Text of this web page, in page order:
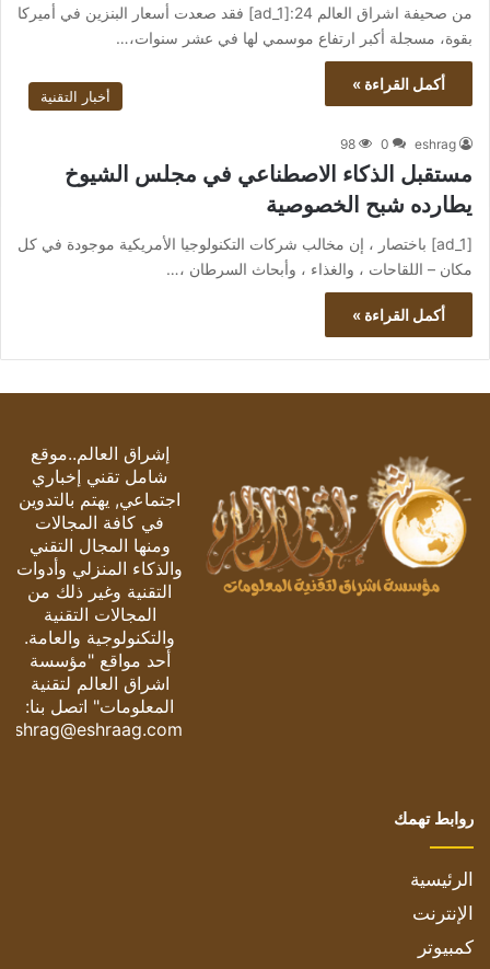
من صحيفة اشراق العالم 24:[ad_1] فقد صعدت أسعار البنزين في أميركا
بقوة، مسجلة أكبر ارتفاع موسمي لها في عشر سنوات،…
أكمل القراءة »
أخبار التقنية
eshrag
0
98
مستقبل الذكاء الاصطناعي في مجلس الشيوخ
يطارده شبح الخصوصية
[ad_1] باختصار ، إن مخالب شركات التكنولوجيا الأمريكية موجودة في كل
مكان – اللقاحات ، والغذاء ، وأبحاث السرطان ،…
أكمل القراءة »
إشراق العالم..موقع
شامل تقني إخباري
اجتماعي, يهتم بالتدوين
في كافة المجالات
ومنها المجال التقني
والذكاء المنزلي وأدوات
التقنية وغير ذلك من
المجالات التقنية
والتكنولوجية والعامة.
أحد مواقع "مؤسسة
اشراق العالم لتقنية
المعلومات" اتصل بنا:
eshrag@eshraag.com
روابط تهمك
الرئيسية
الإنترنت
كمبيوتر